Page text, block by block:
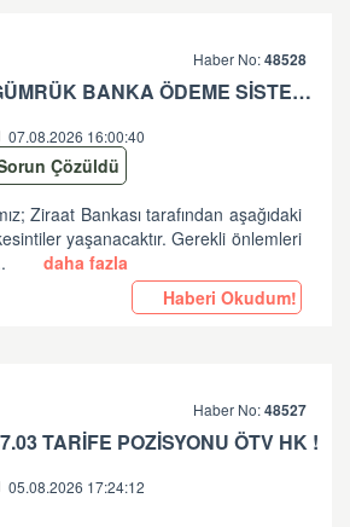
Haber No:48528
GÜMRÜK BANKA ÖDEME SİSTEMLERİ ZİRAAT BANKASI PLANLI ÇALIŞMA HK
07.08.2026 16:00:40
Çözüldü
Ziraat Bankası tarafından aşağıdaki
yaşanacaktır. Gerekli önlemleri
daha fazla
Haberi Okudum!
Haber No:48527
TARİFE POZİSYONU ÖTV HK !
05.08.2026 17:24:12